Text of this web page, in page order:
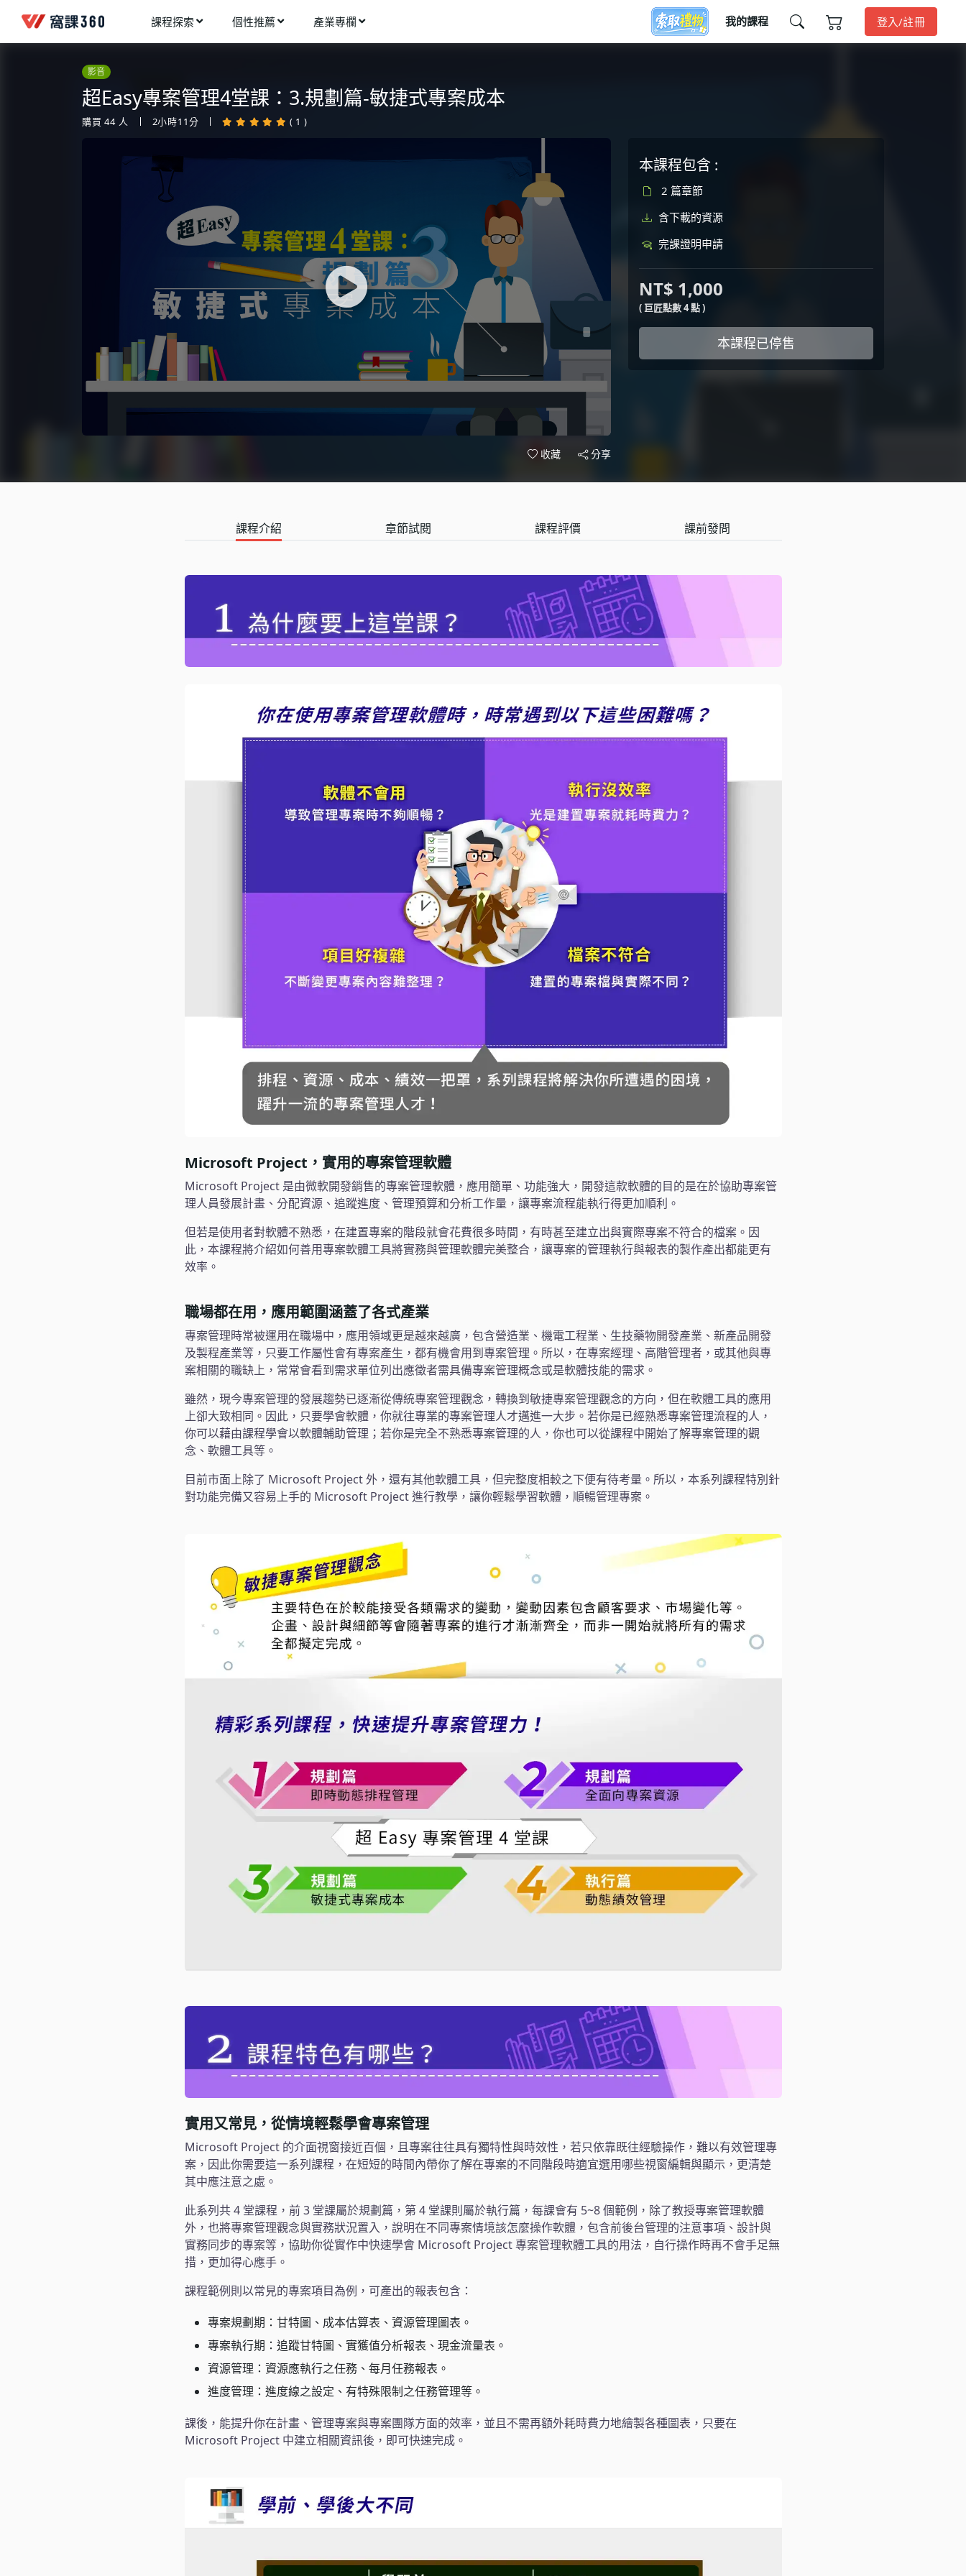
課程探索
多媒體動畫
健康生活
程式與資料庫
視覺設計
電繪與手繪
網路行銷
網路管理
語言學習
影視特效
辦公室應用
所有課程
個性推薦
架構師
創造者
生活家
產業專欄
影像動畫
健康生活
理財投資
所有專欄
我的課程 登入/註冊
今天想要學什麼?
窩課推薦給您
影音
超Easy專案管理4堂課：3.規劃篇-敏捷式專案成本
購買 44 人 2小時11分 ( 1 )
收藏 分享
本課程包含 :
2 篇章節
含下載的資源
完課證明申請
NT$ 1,000
( 巨匠點數 4 點 )
本課程已停售
課程介紹 章節試閱 課程評價 課前發問
Microsoft Project，實用的專案管理軟體
Microsoft Project 是由微軟開發銷售的專案管理軟體，應用簡單、功能強大，開發這款軟體的目的是在於協助專案管
理人員發展計畫、分配資源、追蹤進度、管理預算和分析工作量，讓專案流程能執行得更加順利。
但若是使用者對軟體不熟悉，在建置專案的階段就會花費很多時間，有時甚至建立出與實際專案不符合的檔案。因
此，本課程將介紹如何善用專案軟體工具將實務與管理軟體完美整合，讓專案的管理執行與報表的製作產出都能更有
效率。
職場都在用，應用範圍涵蓋了各式產業
專案管理時常被運用在職場中，應用領域更是越來越廣，包含營造業、機電工程業、生技藥物開發產業、新產品開發
及製程產業等，只要工作屬性會有專案產生，都有機會用到專案管理。所以，在專案經理、高階管理者，或其他與專
案相關的職缺上，常常會看到需求單位列出應徵者需具備專案管理概念或是軟體技能的需求。
雖然，現今專案管理的發展趨勢已逐漸從傳統專案管理觀念，轉換到敏捷專案管理觀念的方向，但在軟體工具的應用
上卻大致相同。因此，只要學會軟體，你就往專業的專案管理人才邁進一大步。若你是已經熟悉專案管理流程的人，
你可以藉由課程學會以軟體輔助管理；若你是完全不熟悉專案管理的人，你也可以從課程中開始了解專案管理的觀
念、軟體工具等。
目前市面上除了 Microsoft Project 外，還有其他軟體工具，但完整度相較之下便有待考量。所以，本系列課程特別針
對功能完備又容易上手的 Microsoft Project 進行教學，讓你輕鬆學習軟體，順暢管理專案。
實用又常見，從情境輕鬆學會專案管理
Microsoft Project 的介面視窗接近百個，且專案往往具有獨特性與時效性，若只依靠既往經驗操作，難以有效管理專
案，因此你需要這一系列課程，在短短的時間內帶你了解在專案的不同階段時適宜選用哪些視窗編輯與顯示，更清楚
其中應注意之處。
此系列共 4 堂課程，前 3 堂課屬於規劃篇，第 4 堂課則屬於執行篇，每課會有 5~8 個範例，除了教授專案管理軟體
外，也將專案管理觀念與實務狀況置入，說明在不同專案情境該怎麼操作軟體，包含前後台管理的注意事項、設計與
實務同步的專案等，協助你從實作中快速學會 Microsoft Project 專案管理軟體工具的用法，自行操作時再不會手足無
措，更加得心應手。
課程範例則以常見的專案項目為例，可產出的報表包含：
專案規劃期：甘特圖、成本估算表、資源管理圖表。
專案執行期：追蹤甘特圖、實獲值分析報表、現金流量表。
資源管理：資源應執行之任務、每月任務報表。
進度管理：進度線之設定、有特殊限制之任務管理等。
課後，能提升你在計畫、管理專案與專案團隊方面的效率，並且不需再額外耗時費力地繪製各種圖表，只要在
Microsoft Project 中建立相關資訊後，即可快速完成。